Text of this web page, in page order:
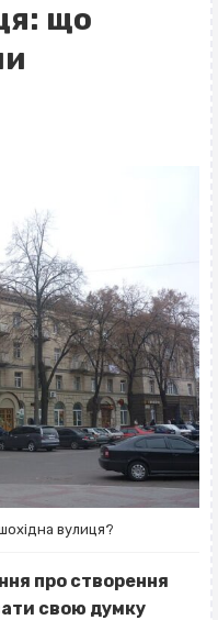
що
вулиця?
про створення
свою думку